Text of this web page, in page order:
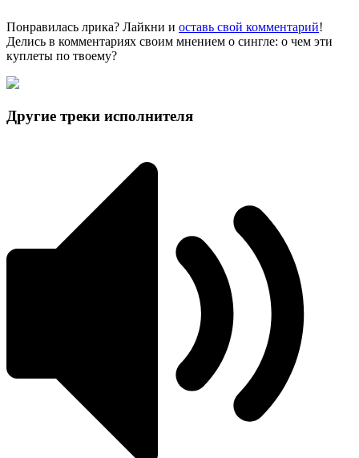
Понравилась лрика? Лайкни и оставь свой комментарий!
Делись в комментариях своим мнением о сингле: о чем эти
куплеты по твоему?
Другие треки исполнителя